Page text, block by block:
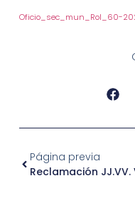
Oficio_sec_mun_Rol_60-
Página previa